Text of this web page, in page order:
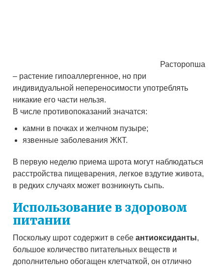
Расторопша
– растение гипоаллергенное, но при
индивидуальной непереносимости употреблять
никакие его части нельзя.
В числе противопоказаний значатся:
камни в почках и желчном пузыре;
язвенные заболевания ЖКТ.
В первую неделю приема шрота могут наблюдаться
расстройства пищеварения, легкое вздутие живота,
в редких случаях может возникнуть сыпь.
Использование в здоровом
питании
Поскольку шрот содержит в себеантиоксиданты,
большое количество питательных веществ и
дополнительно обогащен клетчаткой, он отлично